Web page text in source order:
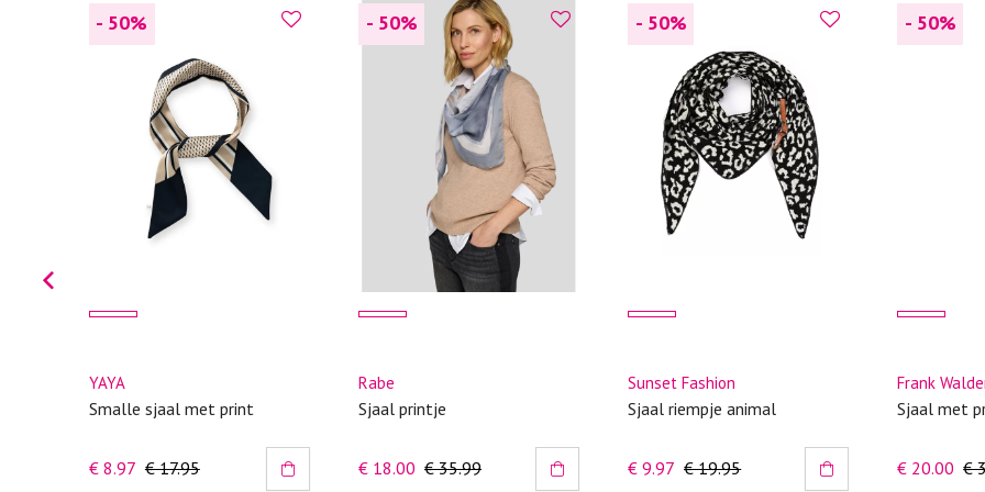
kreuken/
Gebruik
Selecteer
Gebreide
Controleer
- 50%
YAYA
Smalle sjaal met print
€ 8.97 € 17.95
- 50%
Rabe
Sjaal printje
€ 18.00 € 35.99
- 50%
Sunset Fashion
Sjaal riempje animal
€ 9.97 € 19.95
- 50%
Frank
Sjaal met
€ 20.00 €